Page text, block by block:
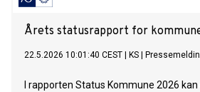
Årets statusrapport for
22.5.2026 10:01:40 CEST KS
I rapporten Status Kommune 2026